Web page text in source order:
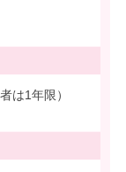
は1年限）